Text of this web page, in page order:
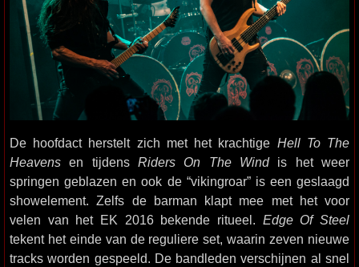
De hoofdact herstelt zich met het krachtige Hell To The
Heavens en tijdens Riders On The Windis het weer
springen geblazen en ook de “vikingroar” is een geslaagd
showelement. Zelfs de barman klapt mee met het voor
velen van het EK 2016 bekende ritueel. Edge Of Steel
tekent het einde van de reguliere set, waarin zeven nieuwe
tracks worden gespeeld. De bandleden verschijnen al snel